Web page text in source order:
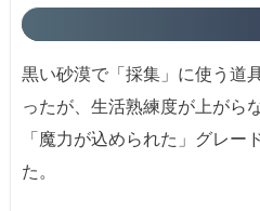
黒い砂漠で「採集」に使う道
ったが、生活熟練度が上がら
「魔力が込められた」グレー
た。